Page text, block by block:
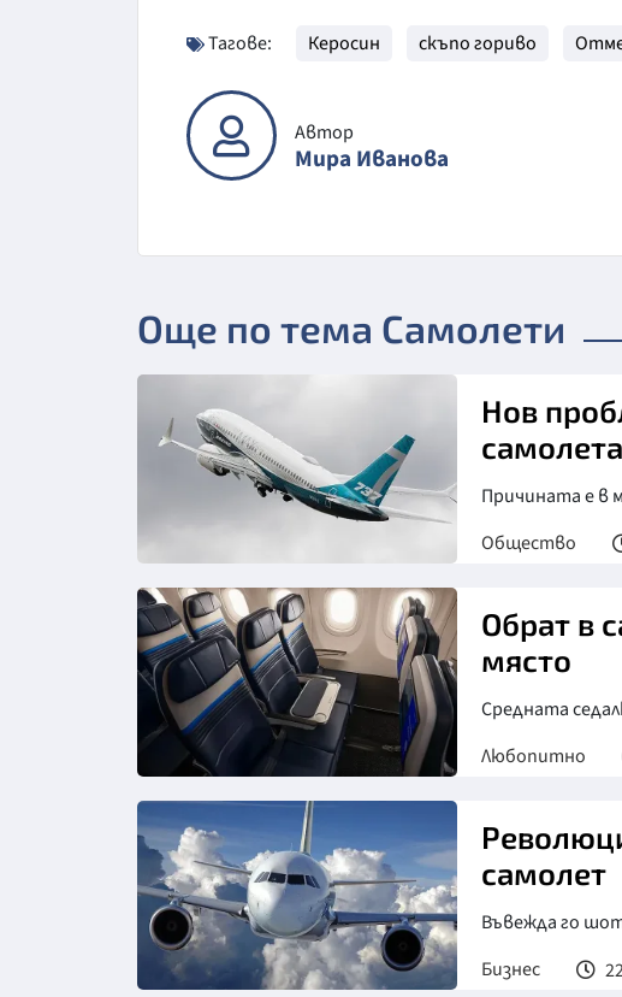
Тагове: Керосин скъпо гориво
Автор
Мира Иванова
Още по тема Самолети
Нов
самолета
Причината е в
Общество
Обрат в
място
Средната
Любопитно
самолет
Въвежда го
Бизнес